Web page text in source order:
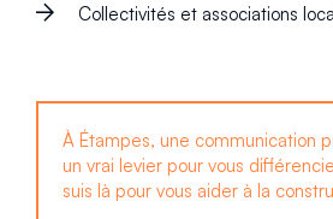
Collectivités et associations
À Étampes, une communication
un vrai levier pour vous
suis là pour vous aider à la